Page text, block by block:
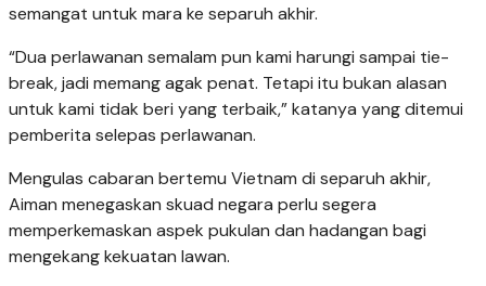
semangat untuk mara ke separuh akhir.
“Dua perlawanan semalam pun kami harungi sampai tie-
break, jadi memang agak penat. Tetapi itu bukan alasan
untuk kami tidak beri yang terbaik,” katanya yang ditemui
pemberita selepas perlawanan.
Mengulas cabaran bertemu Vietnam di separuh akhir,
Aiman menegaskan skuad negara perlu segera
memperkemaskan aspek pukulan dan hadangan bagi
mengekang kekuatan lawan.